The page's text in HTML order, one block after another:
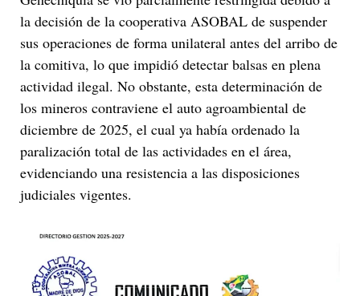
la decisión de la cooperativa ASOBAL de suspender
sus operaciones de forma unilateral antes del arribo de
la comitiva, lo que impidió detectar balsas en plena
actividad ilegal. No obstante, esta determinación de
los mineros contraviene el auto agroambiental de
diciembre de 2025, el cual ya había ordenado la
paralización total de las actividades en el área,
evidenciando una resistencia a las disposiciones
judiciales vigentes.